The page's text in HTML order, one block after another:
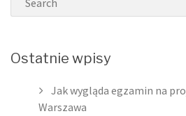
Ostatnie wpisy
Jak wygląda egzamin na
Warszawa